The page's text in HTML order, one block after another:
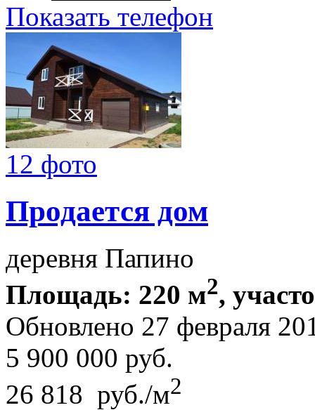
Показать телефон
12 фото
Продается дом
деревня Папино
Площадь: 220 м2,
Обновлено 27 февраля
5 900 000 руб.
26 818 руб./м2